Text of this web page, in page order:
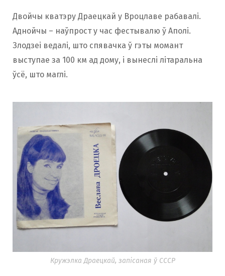
Двойчы кватэру Драецкай у Вроцлаве рабавалі.
Аднойчы – наўпрост у час фестывалю ў Аполі.
Злодзеі ведалі, што спявачка ў гэты момант
выступае за 100 км ад дому, і вынеслі літаральна
ўсё, што маглі.
Кружэлка Драецкай, запісаная ў СССР